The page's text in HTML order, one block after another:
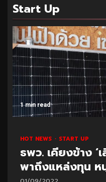
Start Up
1 min read
HOT NEWS START UP
ธพว. เคียงข้าง ‘
พาถึงแหล่งทุน ห